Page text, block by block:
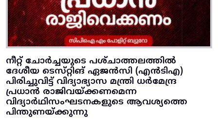
നീറ്റ്‌ ചോർച്ചയുടെ പശ്‌ചാത്തലത്തിൽ
ദേശീയ ടെസ്‌റ്റിങ്‌ ഏജൻസി (എൻടിഎ)
പിരിച്ചുവിട്ട്‌ വിദ്യാഭ്യാസ മന്ത്രി ധർമേന്ദ്ര
പ്രധാൻ രാജിവയ്‌ക്കണമെന്ന
വിദ്യാർഥിസംഘടനകളുടെ ആവശ്യത്തെ
പിന്തുണയ്‌ക്കുന്നു